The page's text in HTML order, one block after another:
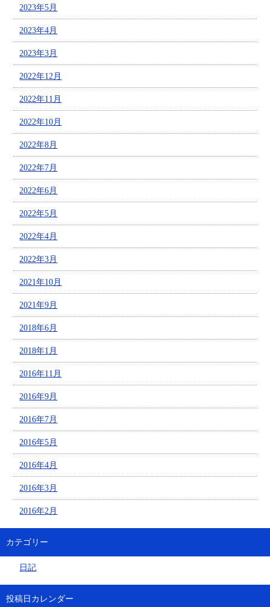
2023年5月
2023年4月
2023年3月
2022年12月
2022年11月
2022年10月
2022年8月
2022年7月
2022年6月
2022年5月
2022年4月
2022年3月
2021年10月
2021年9月
2018年6月
2018年1月
2016年11月
2016年9月
2016年7月
2016年5月
2016年4月
2016年3月
2016年2月
カテゴリー
日記
投稿日カレンダー